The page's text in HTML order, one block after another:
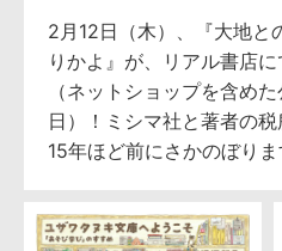
2月12日（木）、『大地
りかよ』が、リアル書店
（ネットショップを含め
日）！ミシマ社と著者の税
15年ほど前にさかのぼりま